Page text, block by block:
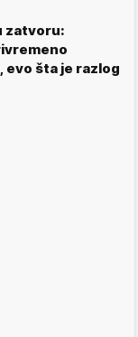
zatvoru:
evo šta je razlog